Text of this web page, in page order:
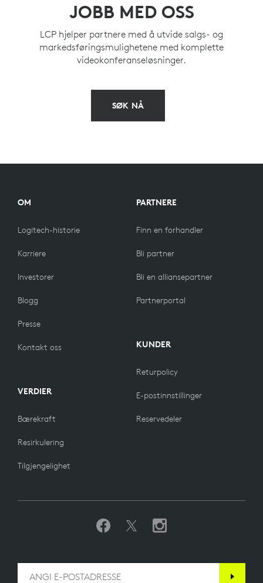
JOBB MED OSS
LCP hjelper partnere med å utvide salgs- og
markedsføringsmulighetene med komplette
videokonferanseløsninger.
SØK NÅ
OM
Logitech-historie
Karriere
Investorer
Blogg
Presse
Kontakt oss
VERDIER
Bærekraft
Resirkulering
Tilgjengelighet
PARTNERE
Finn en forhandler
Bli partner
Bli en alliansepartner
Partnerportal
KUNDER
Returpolicy
E-postinnstillinger
Reservedeler